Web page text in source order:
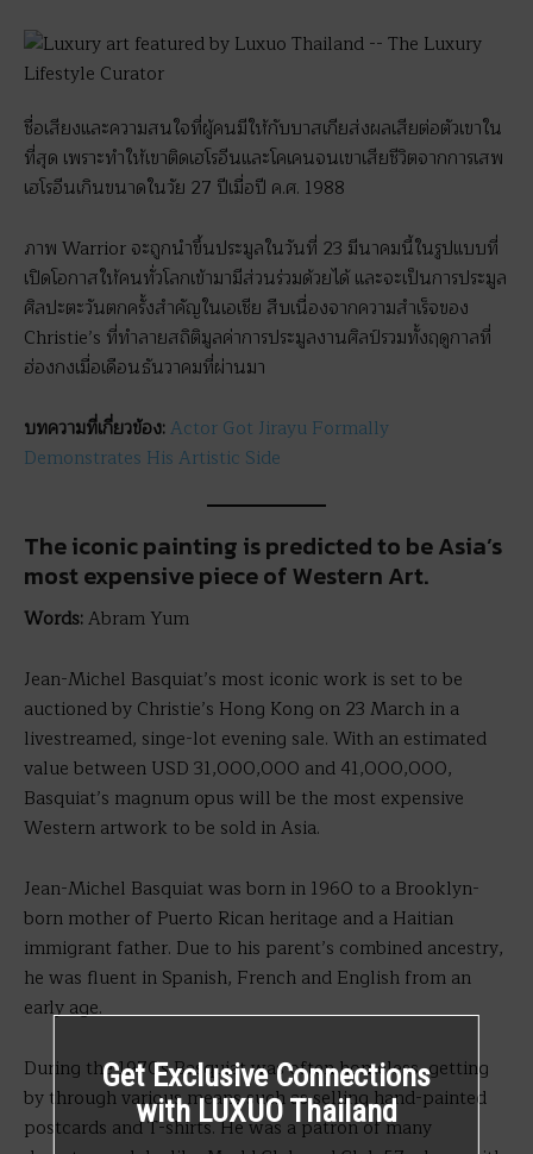
ชื่อเสียงและความสนใจที่ผู้คนมีให้กับบาสเกียส่งผลเสียต่อตัวเขาใน
ที่สุด เพราะทำให้เขาติดเฮโรอีนและโคเคนจนเขาเสียชีวิตจากการเสพ
เฮโรอีนเกินขนาดในวัย 27 ปีเมื่อปี ค.ศ. 1988
ภาพ Warrior จะถูกนำขึ้นประมูลในวันที่ 23 มีนาคมนี้ในรูปแบบที่
เปิดโอกาสให้คนทั่วโลกเข้ามามีส่วนร่วมด้วยได้ และจะเป็นการประมูล
ศิลปะตะวันตกครั้งสำคัญในเอเชีย สืบเนื่องจากความสำเร็จของ
Christie’s ที่ทำลายสถิติมูลค่าการประมูลงานศิลป์รวมทั้งฤดูกาลที่
ฮ่องกงเมื่อเดือนธันวาคมที่ผ่านมา
บทความที่เกี่ยวข้อง:Actor Got Jirayu Formally
Demonstrates His Artistic Side
The iconic painting is predicted to be Asia’s
most expensive piece of Western Art.
Words:Abram Yum
Jean-Michel Basquiat’s most iconic work is set to be
auctioned by Christie’s Hong Kong on 23 March in a
livestreamed, singe-lot evening sale. With an estimated
value between USD 31,000,000 and 41,000,000,
Basquiat’s magnum opus will be the most expensive
Western artwork to be sold in Asia.
Jean-Michel Basquiat was born in 1960 to a Brooklyn-
born mother of Puerto Rican heritage and a Haitian
immigrant father. Due to his parent’s combined ancestry,
he was fluent in Spanish, French and English from an
early age.
During the 1970s Basquiat was often homeless, getting
by through various means such as selling hand-painted
postcards and T-shirts. He was a patron of many
Get Exclusive Connections
with LUXUO Thailand